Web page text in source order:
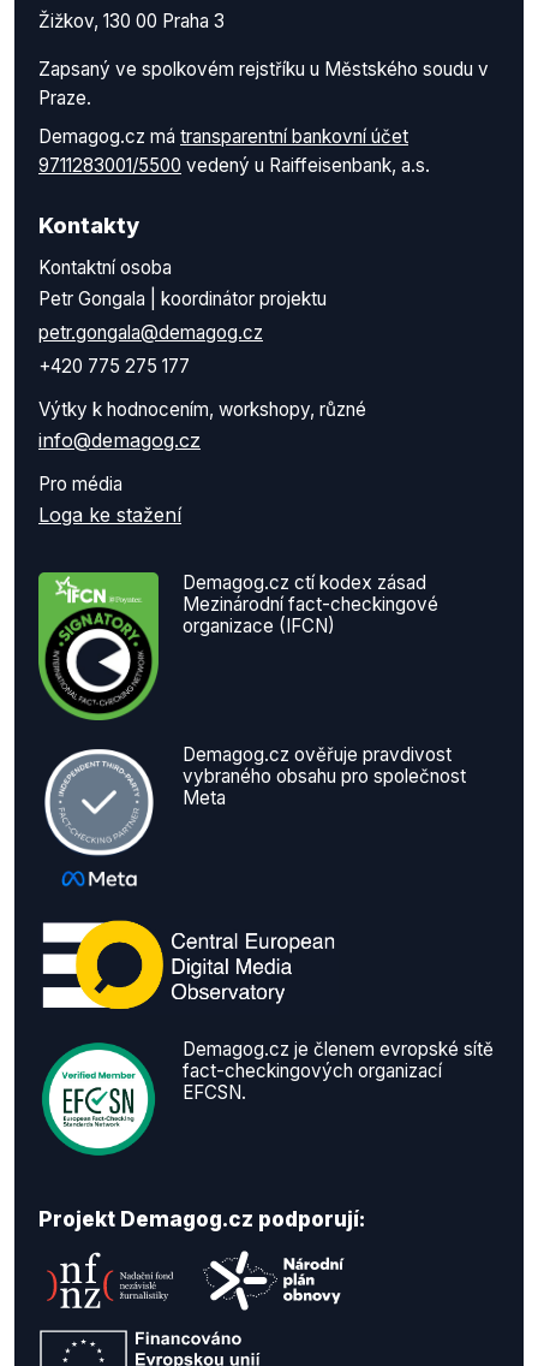
Žižkov, 130 00 Praha 3
Zapsaný ve spolkovém rejstříku u Městského soudu v
Praze.
Demagog.cz má transparentní bankovní účet
9711283001/5500 vedený u Raiffeisenbank, a.s.
Kontakty
Kontaktní osoba
Petr Gongala | koordinátor projektu
petr.gongala@demagog.cz
+420 775 275 177
Výtky k hodnocením, workshopy, různé
info@demagog.cz
Pro média
Loga ke stažení
Demagog.cz ctí kodex zásad
Mezinárodní fact-checkingové
organizace (IFCN)
Demagog.cz ověřuje pravdivost
vybraného obsahu pro společnost
Meta
Demagog.cz je členem evropské sítě
fact-checkingových organizací
EFCSN.
Projekt Demagog.cz podporují: